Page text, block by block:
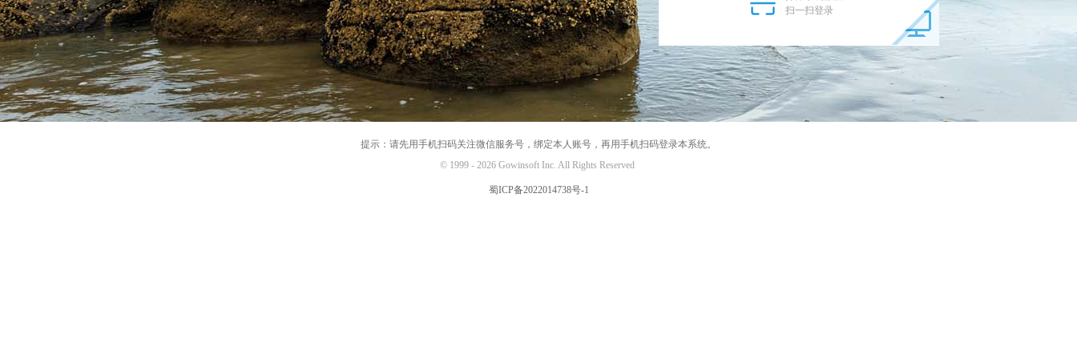
扫一扫登录
提示：请先用手机扫码关注微信服务号，绑定本人账号，再用手机扫码登录本系统。
© 1999 - 2026 Gowinsoft Inc. All Rights Reserved
蜀ICP备2022014738号-1